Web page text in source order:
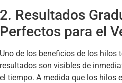
2. Resultados
Perfectos para el
Uno de los beneficios de los hilos
resultados son visibles de
el tiempo. A medida que los hilos